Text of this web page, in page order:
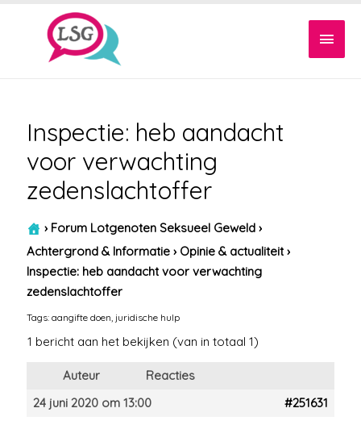
Inspectie: heb aandacht
voor verwachting
zedenslachtoffer
› Forum Lotgenoten Seksueel Geweld ›
Achtergrond & Informatie › Opinie & actualiteit ›
Inspectie: heb aandacht voor verwachting
zedenslachtoffer
Tags:aangifte doen juridische hulp
1 bericht aan het bekijken (van in totaal 1)
Auteur
Reacties
24 juni 2020 om 13:00
#251631